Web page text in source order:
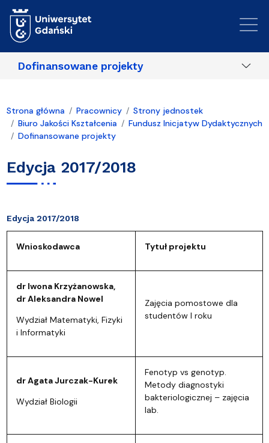
Dofinansowane projekty
Strona główna Pracownicy
Strony jednostek
Biuro Jakości Kształcenia
Fundusz Inicjatyw Dydaktycznych
Dofinansowane projekty
Edycja 2017/2018
Edycja 2017/2018
Wnioskodawca Tytuł projektu
dr Iwona Krzyżanowska,
dr Aleksandra Nowel
Wydział Matematyki, Fizyki
i Informatyki
Zajęcia pomostowe dla
studentów I roku
dr Agata Jurczak-Kurek
Wydział Biologii
Fenotyp vs genotyp.
Metody diagnostyki
bakteriologicznej – zajęcia
lab.